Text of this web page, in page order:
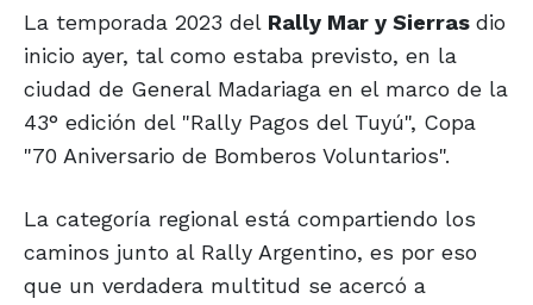
La temporada 2023 del Rally Mar y Sierras dio
inicio ayer, tal como estaba previsto, en la
ciudad de General Madariaga en el marco de la
43° edición del "Rally Pagos del Tuyú", Copa
"70 Aniversario de Bomberos Voluntarios".
La categoría regional está compartiendo los
caminos junto al Rally Argentino, es por eso
que un verdadera multitud se acercó a